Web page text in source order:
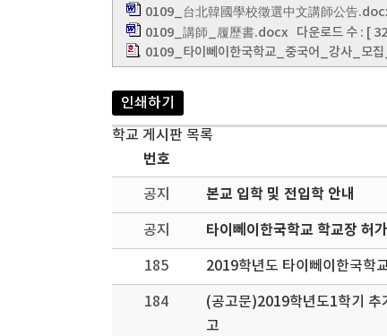
0109_台北韓國學校徵選中文講師公告
0109_講師_履歷書.docx 다운로드 수 : [
0109_타이뻬이한국학교_중국어_강사_모
인쇄하기
학교 게시판 목록
번호
공지 본교 입학 및 전입학 안내
공지 타이뻬이한국학교 학교장 허
185 2019학년도 타이뻬이한국학
184
(공고문)2019학년도1학기 추
고